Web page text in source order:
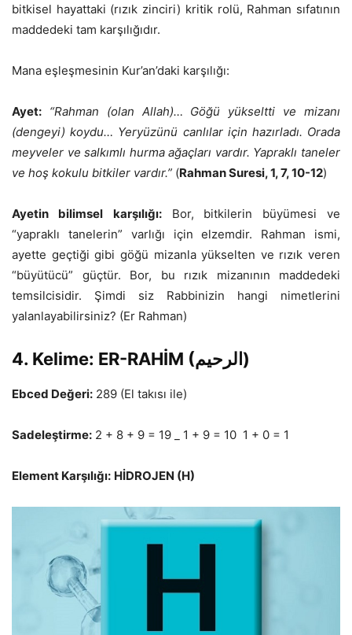
bitkisel hayattaki (rızık zinciri) kritik rolü, Rahman sıfatının
maddedeki tam karşılığıdır.
Mana eşleşmesinin Kur’an’daki karşılığı:
Ayet: “Rahman (olan Allah)… Göğü yükseltti ve mizanı
(dengeyi) koydu… Yeryüzünü canlılar için hazırladı. Orada
meyveler ve salkımlı hurma ağaçları vardır. Yapraklı taneler
ve hoş kokulu bitkiler vardır.” (Rahman Suresi, 1, 7, 10-12)
Ayetin bilimsel karşılığı:Bor, bitkilerin büyümesi ve
“yapraklı tanelerin” varlığı için elzemdir. Rahman ismi,
ayette geçtiği gibi göğü mizanla yükselten ve rızık veren
“büyütücü” güçtür. Bor, bu rızık mizanının maddedeki
temsilcisidir. Şimdi siz Rabbinizin hangi nimetlerini
yalanlayabilirsiniz? (Er Rahman)
4. Kelime: ER-RAHİM (الرحيم)
Ebced Değeri: 289 (El takısı ile)
Sadeleştirme: 2 + 8 + 9 = 19 _ 1 + 9 = 10 1 + 0 = 1
Element Karşılığı: HİDROJEN (H)